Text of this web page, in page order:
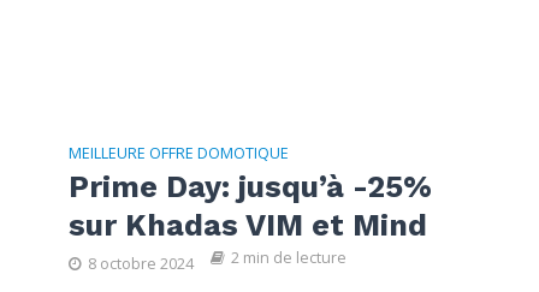
MEILLEURE OFFRE DOMOTIQUE
Prime Day: jusqu’à -25%
sur Khadas VIM et Mind
8 octobre 2024 2 min de lecture